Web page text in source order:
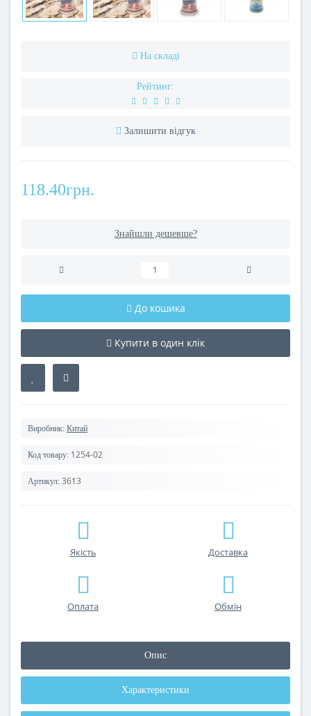
На складі
Рейтинг:
Залишити відгук
118.40грн.
Знайшли дешевше?
До кошика
Купити в один клік
Виробник: Китай
Код товару: 1254-02
Артикул: 3613
Якість Доставка
Оплата Обмін
Опис
Характеристики